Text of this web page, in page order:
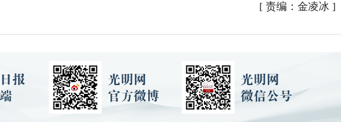
[ 责编：金凌冰 ]